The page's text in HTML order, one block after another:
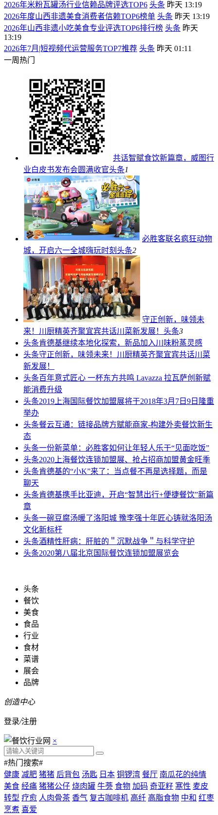
2026年米粉瓦罐汤行业信赖品牌评选TOP6 头条 昨天 13:19
2026年度山西非遗美食消费者信赖TOP6榜单 头条 昨天 13:19
2026年山西非遗小吃美食专业评选TOP6排行榜 头条 昨天
13:19
2026年7月|短视频代运营服务TOP7推荐 头条 昨天 01:11
一周热门
共话智赋食饮新篇章，威图行
业白皮书发布会圆满收官头条1
必胜客联名疯狂动物
城，开启六一全城嗨玩时刻 头条2
守正创新，味领未
来！川厨精英齐聚宜宾共话川菜新发展！ 头条3
头条肯德基继续本地化探索，新品加入川味粉蒸灵感
头条守正创新，味领未来！川厨精英齐聚宜宾共话川菜
新发展！
头条百年意式匠心 一杯东方共鸣 Lavazza 拉瓦萨创新赋
能消费升级
头条2019上海国际餐饮加盟展将于2018年3月7日9日隆重
举办
头条餐云互通：链接品牌方赋能商家-构建外卖餐饮新生
态
头条一份新菜单：必胜客如何让年轻人乐于“见面吃饭”
头条2020上海餐饮连锁加盟展、抢占招商加盟黄金旺季
头条肯德基的“小K”来了：当点餐不再是选择题，而是
聊天
头条肯德基携手比亚迪，开启“智慧出行+便捷餐饮”新篇
章
头条一碗豆腐汤暖了洛阳城 豫李强十年匠心铸就洛阳汤
文化新标杆
头条酒精性肝病：肝脏的＂沉默战争＂与科学守护
头条2020第八届北京国际餐饮连锁加盟展览会
头条
餐饮
美食
食品
行业
食材
菜谱
展会
品牌
创造中心
登录/注册
×
#热门搜索#
健康 减肥 猪猪 后背包 汤匙 日本 铜锣湾 餐厅 南瓜花的纯情
美食 经痛 猪猪公仔 烧肉罐 牛蒡 食物 加码 奇亚籽 寒性 麦皮
转型 疗愈 人肉骨茶 香气 复古咖啡机 高纤 高脂食物 中和 红枣
烹煮 喜爱